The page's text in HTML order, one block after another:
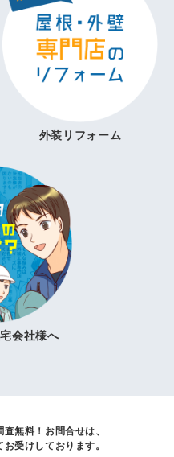
外装リフォーム
会社様へ
無料！ お問合せは、
受けしております。